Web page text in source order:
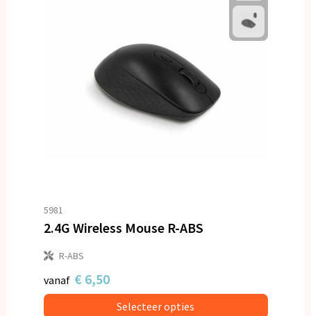
5981
2.4G Wireless Mouse R-ABS
R-ABS
vanaf € 6,50
Selecteer opties